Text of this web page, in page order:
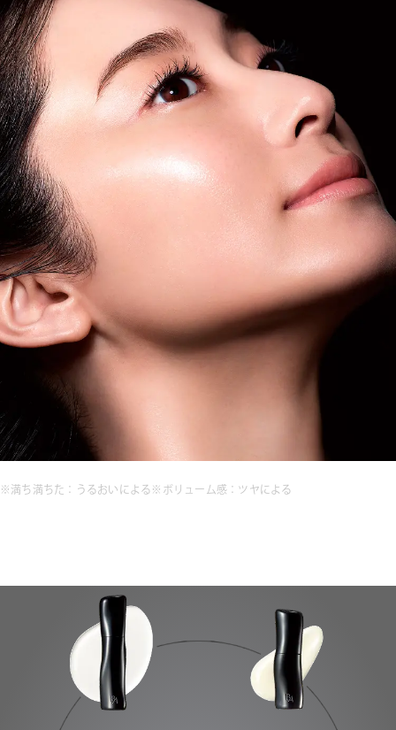
※満ち満ちた：うるおいによる ※ボリューム感：ツヤによる​